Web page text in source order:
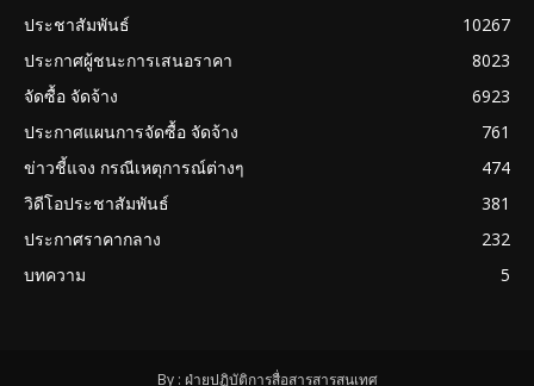
ประชาสัมพันธ์
10267
ประกาศผู้ชนะการเสนอราคา
8023
จัดซื้อ จัดจ้าง
6923
ประกาศแผนการจัดซื้อ จัดจ้าง
761
ข่าวชี้แจง กรณีเหตุการณ์ต่างๆ
474
วิดีโอประชาสัมพันธ์
381
ประกาศราคากลาง
232
บทความ
5
By : ฝ่ายปฏิบัติการสื่อสารสารสนเทศ